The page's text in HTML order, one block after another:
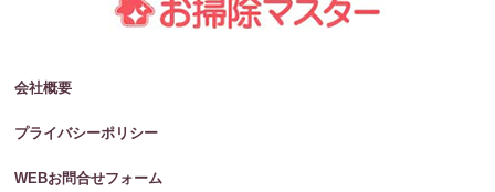
会社概要
プライバシーポリシー
WEBお問合せフォーム